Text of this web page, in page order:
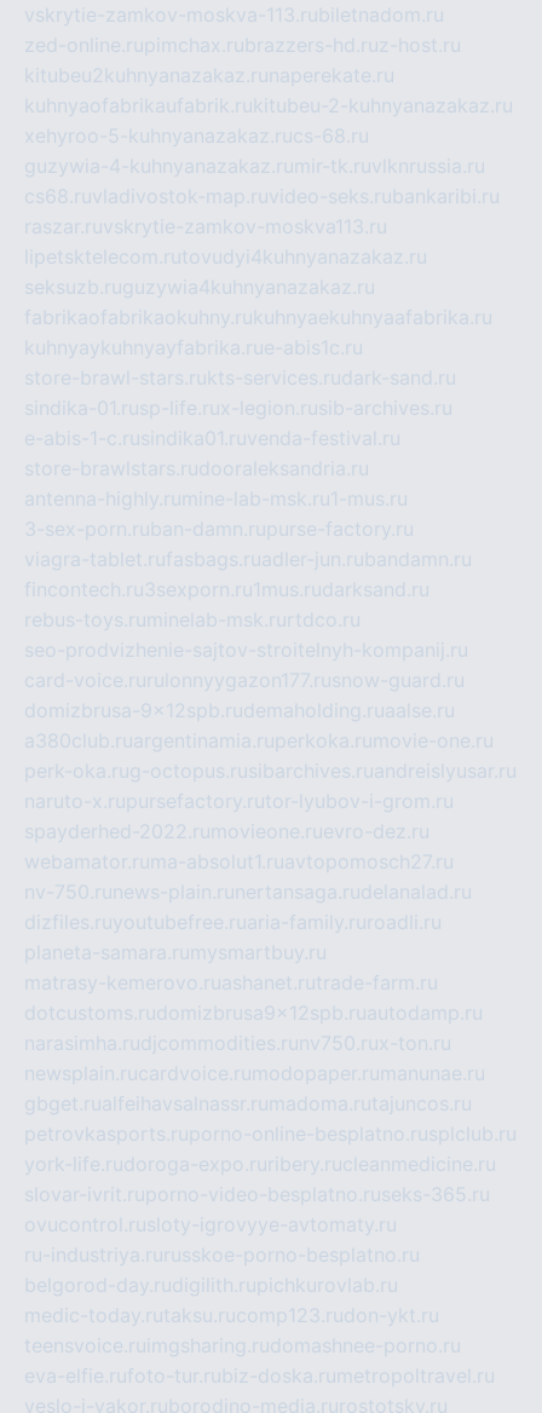
vskrytie-zamkov-moskva-113.rubiletnadom.ru
zed-online.rupimchax.rubrazzers-hd.ruz-host.ru
kitubeu2kuhnyanazakaz.ru naperekate.ru
kuhnyaofabrikaufabrik.rukitubeu-2-kuhnyanazakaz.ru
xehyroo-5-kuhnyanazakaz.rucs-68.ru
guzywia-4-kuhnyanazakaz.ru mir-tk.ruvlknrussia.ru
cs68.ruvladivostok-map.ruvideo-seks.rubankaribi.ru
raszar.ruvskrytie-zamkov-moskva113.ru
lipetsktelecom.rutovudyi4kuhnyanazakaz.ru
seksuzb.ruguzywia4kuhnyanazakaz.ru
fabrikaofabrikaokuhny.rukuhnyaekuhnyaafabrika.ru
kuhnyaykuhnyayfabrika.rue-abis1c.ru
store-brawl-stars.rukts-services.rudark-sand.ru
sindika-01.rusp-life.rux-legion.rusib-archives.ru
e-abis-1-c.rusindika01.ruvenda-festival.ru
store-brawlstars.rudooraleksandria.ru
antenna-highly.ru mine-lab-msk.ru1-mus.ru
3-sex-porn.ruban-damn.rupurse-factory.ru
viagra-tablet.rufasbags.ruadler-jun.rubandamn.ru
fincontech.ru3sexporn.ru1mus.rudarksand.ru
rebus-toys.ru minelab-msk.ru rtdco.ru
seo-prodvizhenie-sajtov-stroitelnyh-kompanij.ru
card-voice.ru rulonnyygazon177.rusnow-guard.ru
domizbrusa-9x12spb.rudemaholding.ruaalse.ru
a380club.ruargentinamia.ruperkoka.ru movie-one.ru
perk-oka.rug-octopus.rusibarchives.ruandreislyusar.ru
naruto-x.rupursefactory.rutor-lyubov-i-grom.ru
spayderhed-2022.ru movieone.ruevro-dez.ru
webamator.ru ma-absolut1.ruavtopomosch27.ru
nv-750.ru news-plain.ru nertansaga.rudelanalad.ru
dizfiles.ruyoutubefree.ruaria-family.ru roadli.ru
planeta-samara.ru mysmartbuy.ru
matrasy-kemerovo.ruashanet.rutrade-farm.ru
dotcustoms.rudomizbrusa9x12spb.ruautodamp.ru
narasimha.rudjcommodities.ru nv750.rux-ton.ru
newsplain.rucardvoice.ru modopaper.ru manunae.ru
gbget.rualfeihavsalnassr.ru madoma.rutajuncos.ru
petrovkasports.ruporno-online-besplatno.rusplclub.ru
york-life.rudoroga-expo.ru ribery.rucleanmedicine.ru
slovar-ivrit.ruporno-video-besplatno.ruseks-365.ru
ovucontrol.rusloty-igrovyye-avtomaty.ru
ru-industriya.ru russkoe-porno-besplatno.ru
belgorod-day.rudigilith.rupichkurovlab.ru
medic-today.rutaksu.rucomp123.rudon-ykt.ru
teensvoice.ru imgsharing.rudomashnee-porno.ru
eva-elfie.rufoto-tur.rubiz-doska.ru metropoltravel.ru
veslo-i-yakor.ruborodino-media.ru rostotsky.ru